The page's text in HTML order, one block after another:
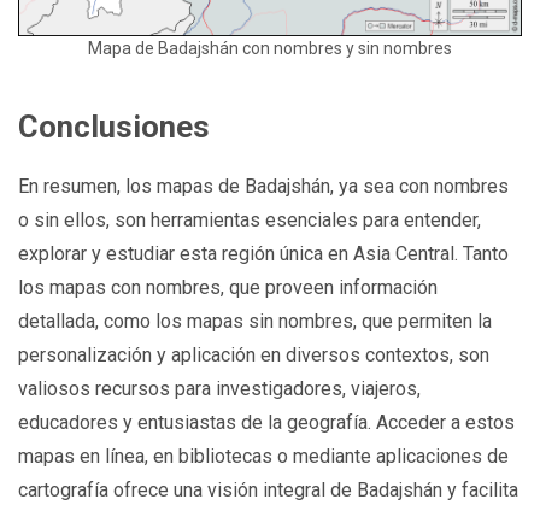
Mapa de Badajshán con nombres y sin nombres
Conclusiones
En resumen, los mapas de Badajshán, ya sea con nombres
o sin ellos, son herramientas esenciales para entender,
explorar y estudiar esta región única en Asia Central. Tanto
los mapas con nombres, que proveen información
detallada, como los mapas sin nombres, que permiten la
personalización y aplicación en diversos contextos, son
valiosos recursos para investigadores, viajeros,
educadores y entusiastas de la geografía. Acceder a estos
mapas en línea, en bibliotecas o mediante aplicaciones de
cartografía ofrece una visión integral de Badajshán y facilita